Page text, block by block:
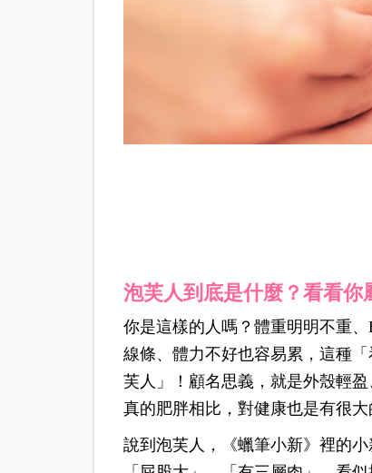
泡芙人到底是什麼？看看你
你是這樣的人嗎？體重明明不重
線條、體力不好也容易累，這種
芙人」！顧名思義，就是外殼輕
真的肥胖相比，對健康也是有很大
說到泡芙人，《蠟筆小新》裡的